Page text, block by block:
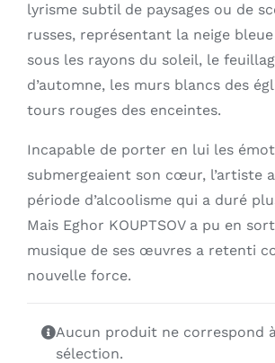
lyrisme subtil de paysages ou de
russes, représentant la neige
sous les rayons du soleil, le
d’automne, les murs blancs des
tours rouges des enceintes.
Incapable de porter en lui les
submergeaient son cœur, l’artiste
période d’alcoolisme qui a duré
Mais Eghor KOUPTSOV a pu en
musique de ses œuvres a retenti
nouvelle force.
Aucun produit ne correspond
sélection.